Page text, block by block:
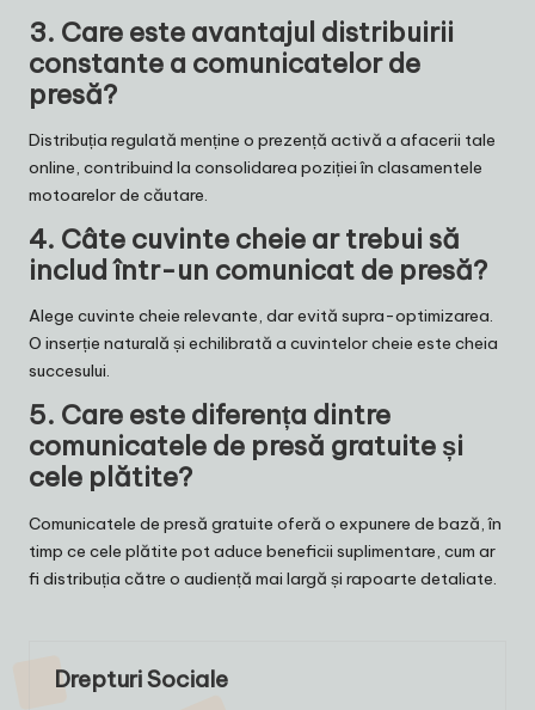
3. Care este avantajul distribuirii
constante a comunicatelor de
presă?
Distribuția regulată menține o prezență activă a afacerii tale
online, contribuind la consolidarea poziției în clasamentele
motoarelor de căutare.
4. Câte cuvinte cheie ar trebui să
includ într-un comunicat de presă?
Alege cuvinte cheie relevante, dar evită supra-optimizarea.
O inserție naturală și echilibrată a cuvintelor cheie este cheia
succesului.
5. Care este diferența dintre
comunicatele de presă gratuite și
cele plătite?
Comunicatele de presă gratuite oferă o expunere de bază, în
timp ce cele plătite pot aduce beneficii suplimentare, cum ar
fi distribuția către o audiență mai largă și rapoarte detaliate.
Drepturi Sociale